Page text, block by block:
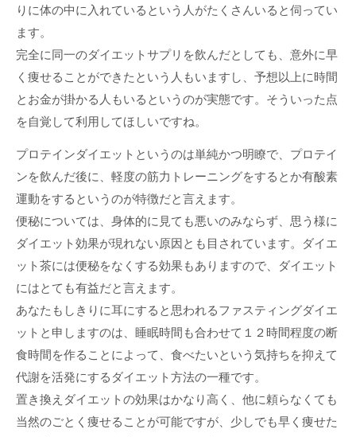
りに体の中に入れているという人がたくさんいると伺ってい
ます。
完全に同一のダイエットサプリを飲んだとしても、意外に早
く痩せることができたという人もいますし、予想以上に時間
とお金が掛かる人もいるというのが実態です。そういった点
を自覚して利用してほしいですね。
プロテインダイエットというのは単純かつ明瞭で、プロテイ
ンを飲んだ後に、軽度の筋力トレーニングをするとか有酸素
運動をするというのが特徴だと言えます。
便秘については、身体的に見ても悪いのみならず、思う様に
ダイエット効果が現れない原因とも目されています。ダイエ
ット茶には便秘をなくする効果もありますので、ダイエット
にはとても有益だと言えます。
あなたもしきりに耳にすると思われるファスティングダイエ
ットと申しますのは、睡眠時間も合わせて１２時間程度の断
食時間を作ることによって、食べたいという気持ちを抑えて
代謝を活発にするダイエット方法の一種です。
置き換えダイエットの効果はかなり高く、他に頼らなくても
当然のごとく痩せることが可能ですが、少しでも早く痩せた